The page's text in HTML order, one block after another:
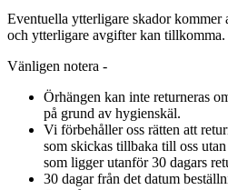
Eventuella ytterligare skador
och ytterligare avgifter kan tillkomma.
Vänligen notera -
Örhängen kan inte returneras
på grund av hygienskäl.
Vi förbehåller oss rätten att
som skickas tillbaka till oss
som ligger utanför 30 dagars
30 dagar från det datum